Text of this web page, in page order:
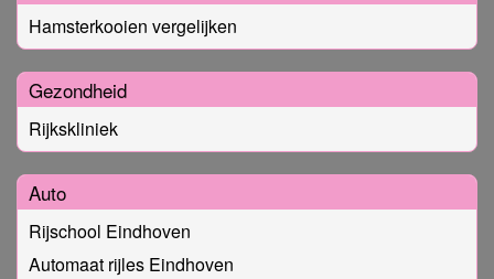
Hamsterkooien vergelijken
Gezondheid
Rijkskliniek
Auto
Rijschool Eindhoven
Automaat rijles Eindhoven